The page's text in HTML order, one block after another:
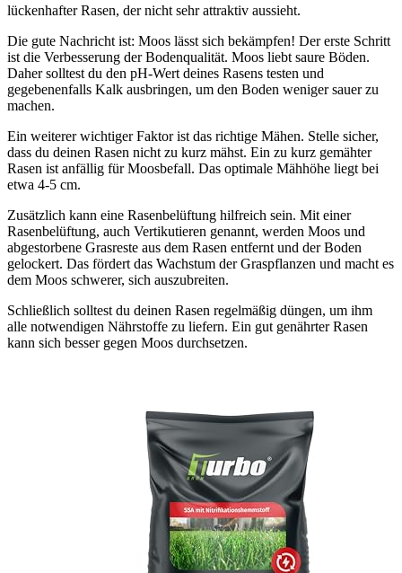
lückenhafter Rasen, der nicht sehr attraktiv aussieht.
Die gute Nachricht ist: Moos lässt sich bekämpfen! Der erste Schritt
ist die Verbesserung der Bodenqualität. Moos liebt saure Böden.
Daher solltest du den pH-Wert deines Rasens testen und
gegebenenfalls Kalk ausbringen, um den Boden weniger sauer zu
machen.
Ein weiterer wichtiger Faktor ist das richtige Mähen. Stelle sicher,
dass du deinen Rasen nicht zu kurz mähst. Ein zu kurz gemähter
Rasen ist anfällig für Moosbefall. Das optimale Mähhöhe liegt bei
etwa 4-5 cm.
Zusätzlich kann eine Rasenbelüftung hilfreich sein. Mit einer
Rasenbelüftung, auch Vertikutieren genannt, werden Moos und
abgestorbene Grasreste aus dem Rasen entfernt und der Boden
gelockert. Das fördert das Wachstum der Graspflanzen und macht es
dem Moos schwerer, sich auszubreiten.
Schließlich solltest du deinen Rasen regelmäßig düngen, um ihm
alle notwendigen Nährstoffe zu liefern. Ein gut genährter Rasen
kann sich besser gegen Moos durchsetzen.